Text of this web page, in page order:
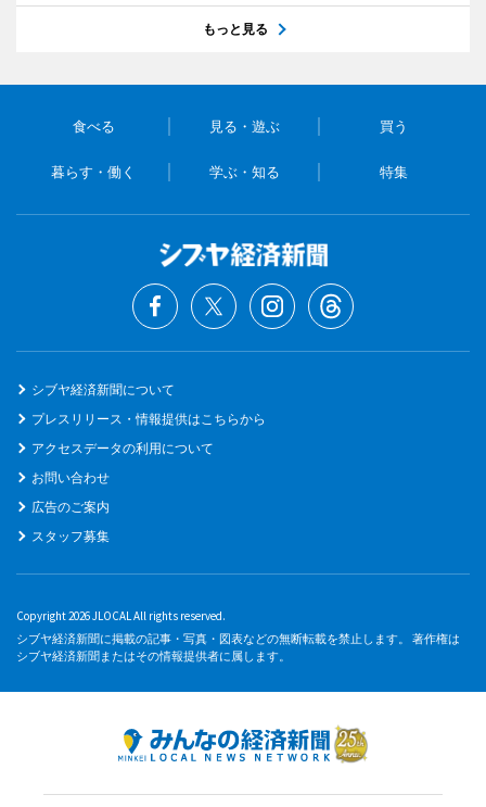
もっと見る
食べる 見る・遊ぶ 買う
暮らす・働く 学ぶ・知る 特集
シブヤ経済新聞について
プレスリリース・情報提供はこちらから
アクセスデータの利用について
お問い合わせ
広告のご案内
スタッフ募集
Copyright 2026 JLOCAL All rights reserved.
シブヤ経済新聞に掲載の記事・写真・図表などの無断転載を禁止します。 著作権は
シブヤ経済新聞またはその情報提供者に属します。